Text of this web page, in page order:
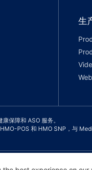
生
保障和 ASO 服务。
POS 和 HMO SNP，与
条款和隐私政策